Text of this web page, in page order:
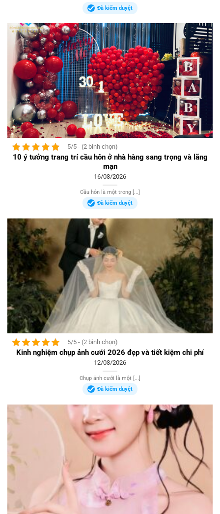
Đã kiểm duyệt
5/5 - (2 bình chọn)
10 ý tưởng trang trí cầu hôn ở nhà hàng sang trọng và lãng
mạn
16/03/2026
Cầu hôn là một trong [...]
Đã kiểm duyệt
5/5 - (2 bình chọn)
Kinh nghiệm chụp ảnh cưới 2026 đẹp và tiết kiệm chi phí
12/03/2026
Chụp ảnh cưới là một [...]
Đã kiểm duyệt